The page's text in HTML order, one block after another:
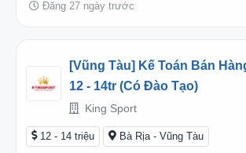
Đăng 27 ngày trước
[Vũng Tàu] Kế Toán Bán
12 - 14tr (có Đào Tạo)
King Sport
12 - 14 triệu Bà Rịa - Vũng Tàu